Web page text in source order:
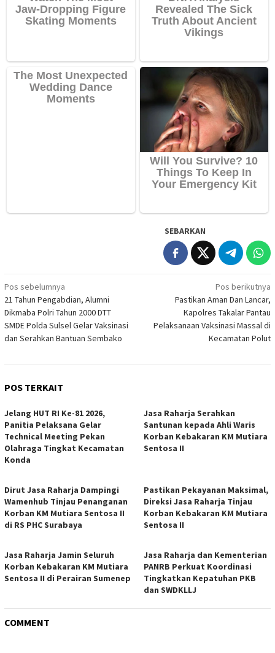
SEBARKAN
Navigasi
pos
Pos sebelumnya
21 Tahun Pengabdian, Alumni
Dikmaba Polri Tahun 2000 DTT
SMDE Polda Sulsel Gelar Vaksinasi
dan Serahkan Bantuan Sembako
Pos berikutnya
Pastikan Aman Dan Lancar,
Kapolres Takalar Pantau
Pelaksanaan Vaksinasi Massal di
Kecamatan Polut
POS TERKAIT
Jelang HUT RI Ke-81 2026,
Panitia Pelaksana Gelar
Technical Meeting Pekan
Olahraga Tingkat Kecamatan
Konda
Jasa Raharja Serahkan
Santunan kepada Ahli Waris
Korban Kebakaran KM Mutiara
Sentosa II
Dirut Jasa Raharja Dampingi
Wamenhub Tinjau Penanganan
Korban KM Mutiara Sentosa II
di RS PHC Surabaya
Pastikan Pekayanan Maksimal,
Direksi Jasa Raharja Tinjau
Korban Kebakaran KM Mutiara
Sentosa II
Jasa Raharja Jamin Seluruh
Korban Kebakaran KM Mutiara
Sentosa II di Perairan Sumenep
Jasa Raharja dan Kementerian
PANRB Perkuat Koordinasi
Tingkatkan Kepatuhan PKB
dan SWDKLLJ
COMMENT